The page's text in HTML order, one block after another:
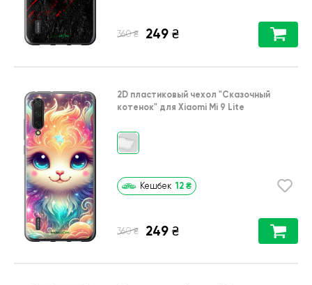
360 ₴ 249 ₴
2D пластиковый чехол "Сказочный
котенок" для Xiaomi Mi 9 Lite
Кешбек 12 ₴
360 ₴ 249 ₴